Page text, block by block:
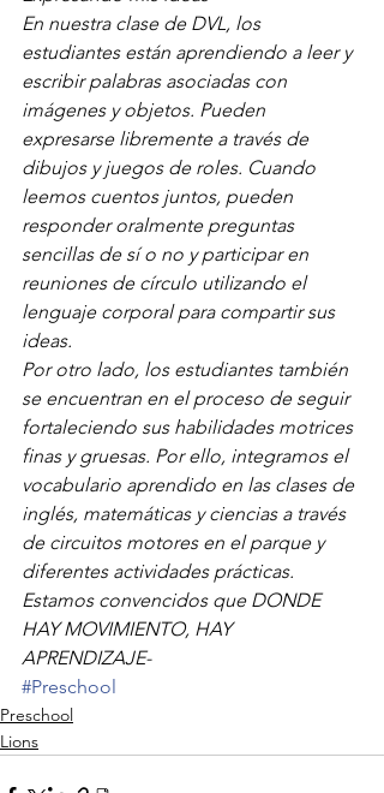
En nuestra clase de DVL, los
estudiantes están aprendiendo a leer y
escribir palabras asociadas con
imágenes y objetos. Pueden
expresarse libremente a través de
dibujos y juegos de roles. Cuando
leemos cuentos juntos, pueden
responder oralmente preguntas
sencillas de sí o no y participar en
reuniones de círculo utilizando el
lenguaje corporal para compartir sus
ideas.
Por otro lado, los estudiantes también
se encuentran en el proceso de seguir
fortaleciendo sus habilidades motrices
finas y gruesas. Por ello, integramos el
vocabulario aprendido en las clases de
inglés, matemáticas y ciencias a través
de circuitos motores en el parque y
diferentes actividades prácticas.
Estamos convencidos que DONDE
HAY MOVIMIENTO, HAY
APRENDIZAJE-
#Preschool
Preschool
Lions